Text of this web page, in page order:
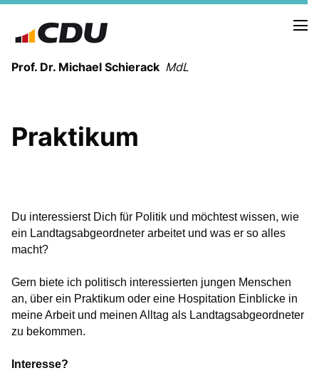
Prof. Dr. Michael Schierack MdL
AUSBILDUNG UND WEGMARKEN
BERUFUNG UND MENSCH
POLITIK
SICHERHEIT UND ZUSAMMENHALT
MITTELSTAND UND INDUSTRIE
Praktikum
Du interessierst Dich für Politik und möchtest wissen, wie
ein Landtagsabgeordneter arbeitet und was er so alles
macht?
Gern biete ich politisch interessierten jungen Menschen
an, über ein Praktikum oder eine Hospitation Einblicke in
meine Arbeit und meinen Alltag als Landtagsabgeordneter
zu bekommen.
Interesse?